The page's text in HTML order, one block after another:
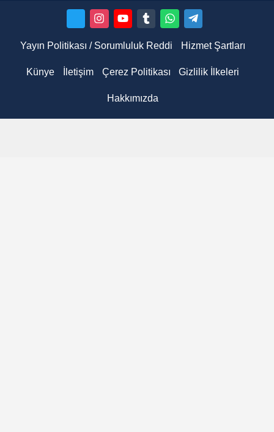
Yayın Politikası / Sorumluluk Reddi Hizmet Şartları
Künye İletişim Çerez Politikası Gizlilik İlkeleri
Hakkımızda